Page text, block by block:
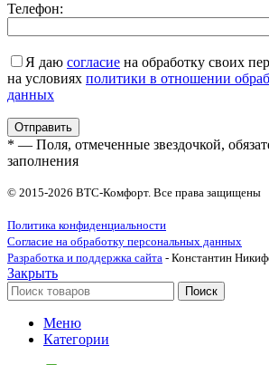
Телефон:
Я даю согласие на обработку своих
на условиях политики в отношении
данных
* — Поля, отмеченные звездочкой,
заполнения
© 2015-2026 ВТС-Комфорт. Все права защищены
Политика конфиденциальности
Согласие на обработку персональных данных
Разработка и поддержка сайта - Константин
Закрыть
Поиск
Меню
Категории